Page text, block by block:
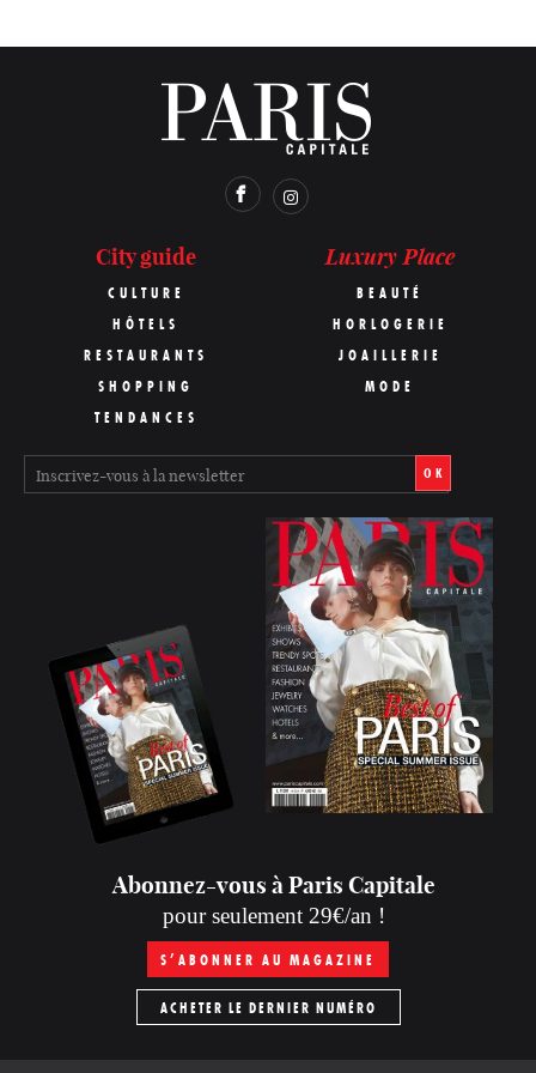
City guide
CULTURE
HÔTELS
RESTAURANTS
SHOPPING
TENDANCES
Luxury Place
BEAUTÉ
HORLOGERIE
JOAILLERIE
MODE
OK
Abonnez-vous à Paris Capitale
pour seulement 29€/an !
S’ABONNER AU MAGAZINE
ACHETER LE DERNIER NUMÉRO